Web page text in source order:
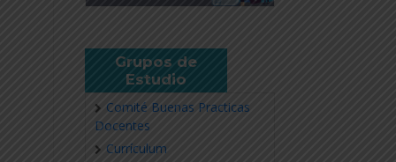
Grupos de
Estudio
Comité Buenas Practicas
Docentes
Currículum